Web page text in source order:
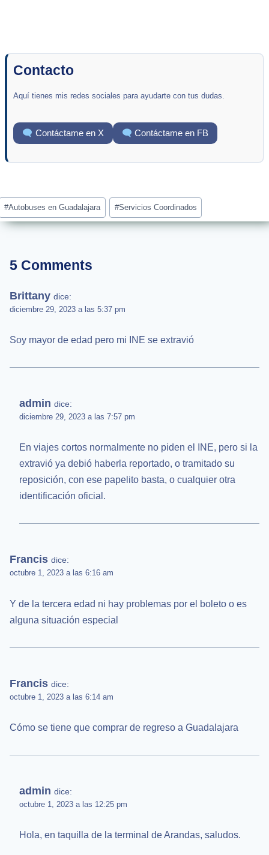
Contacto
Aquí tienes mis redes sociales para ayudarte con tus dudas.
Contáctame en X Contáctame en FB
#Autobuses en Guadalajara #Servicios Coordinados
5 Comments
Brittany dice:
diciembre 29, 2023 a las 5:37 pm
Soy mayor de edad pero mi INE se extravió
admin dice:
diciembre 29, 2023 a las 7:57 pm
En viajes cortos normalmente no piden el INE, pero si la
extravió ya debió haberla reportado, o tramitado su
reposición, con ese papelito basta, o cualquier otra
identificación oficial.
Francis dice:
octubre 1, 2023 a las 6:16 am
Y de la tercera edad ni hay problemas por el boleto o es
alguna situación especial
Francis dice:
octubre 1, 2023 a las 6:14 am
Cómo se tiene que comprar de regreso a Guadalajara
admin dice:
octubre 1, 2023 a las 12:25 pm
Hola, en taquilla de la terminal de Arandas, saludos.